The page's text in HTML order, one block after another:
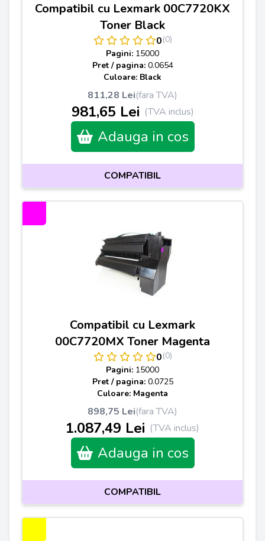
Compatibil cu Lexmark 00C7720KX
Toner Black
0(0)
Pagini: 15000
Pret / pagina: 0.0654
Culoare: Black
811,28 Lei(fara TVA)
981,65 Lei (TVA inclus)
Adauga in cos
COMPATIBIL
Compatibil cu Lexmark
00C7720MX Toner Magenta
0(0)
Pagini: 15000
Pret / pagina: 0.0725
Culoare: Magenta
898,75 Lei(fara TVA)
1.087,49 Lei (TVA inclus)
Adauga in cos
COMPATIBIL